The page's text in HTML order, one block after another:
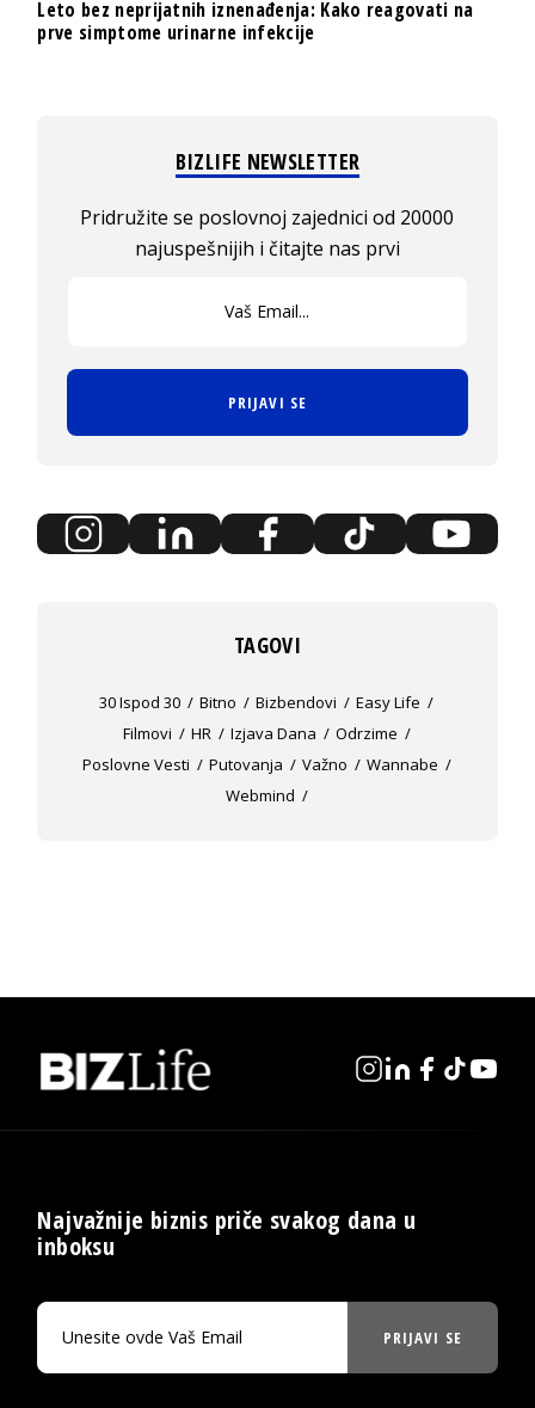
Leto bez neprijatnih iznenađenja: Kako reagovati na
prve simptome urinarne infekcije
BIZLIFE NEWSLETTER
Pridružite se poslovnoj zajednici od 20000
najuspešnijih i čitajte nas prvi
PRIJAVI SE
TAGOVI
30 Ispod 30 Bitno Bizbendovi
Easy Life
Filmovi
HR Izjava Dana
Odrzime
Poslovne Vesti
Putovanja Važno
Wannabe
Webmind
Najvažnije biznis priče svakog dana u
inboksu
PRIJAVI SE